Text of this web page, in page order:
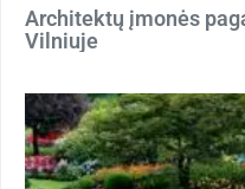
Architektų įmonės
Vilniuje